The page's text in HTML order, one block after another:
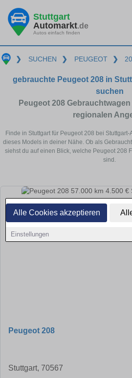
Alle Cookies akzeptieren
Einstellungen
Stuttgart
Automarkt.de
Autos einfach finden
❯ SUCHEN ❯ PEUGEOT ❯
gebrauchte Peugeot 208 in
suchen
Peugeot 208
regionalen
Finde in Stuttgart für Peugeot 208 bei
dieses Models in deiner Nähe. Ob als
siehst du auf einen Blick, welche Peugeot 208
sind.
Peugeot 208
Stuttgart, 70567